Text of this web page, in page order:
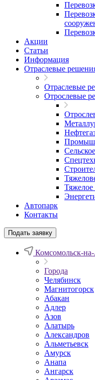
Акции
Статьи
Информация
Отраслевые
Отраслевые
Отрослевые
Автопарк
Контакты
Подать заявку
Комсомольск-
Города
Челябинск
Магнитогорск
Абакан
Адлер
Азов
Алатырь
Александров
Альметьевск
Амурск
Анапа
Ангарск